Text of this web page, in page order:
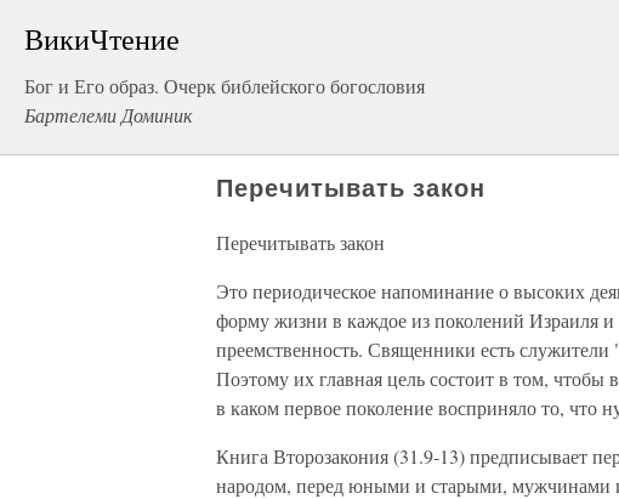
ВикиЧтение
Бог и Его образ. Очерк библейского богословия
Бартелеми Доминик
Перечитывать закон
Перечитывать закон
Это периодическое напоминание о высоких
форму жизни в каждое из поколений Израиля
преемственность. Священники есть
Поэтому их главная цель состоит в том, чтобы
в каком первое поколение восприняло то, что
Книга Второзакония (31.9-13) предписывает
народом, перед юными и старыми, мужчинами